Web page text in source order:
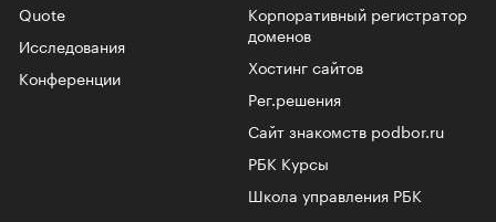
Корпоративный регистратор
доменов
Хостинг сайтов
Рег.решения
Сайт знакомств podbor.ru
РБК Курсы
Школа управления РБК
Quote
Исследования
Конференции